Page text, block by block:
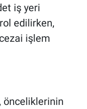
iş yeri
edilirken,
işlem
önceliklerinin